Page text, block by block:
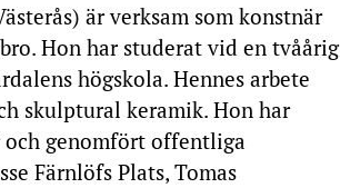
är verksam som konstnär
Hon har studerat vid en tvåårig
högskola. Hennes arbete
skulptural keramik. Hon har
genomfört offentliga
Färnlöfs Plats, Tomas